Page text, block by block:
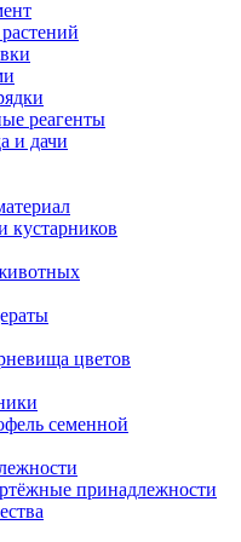
реагенты
и дачи
кустарников
цветов
семенной
принадлежности